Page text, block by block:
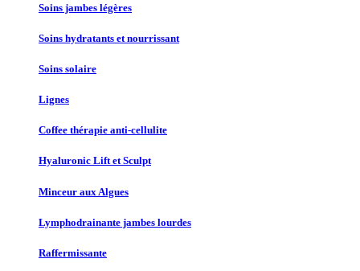
Soins jambes légères
Soins hydratants et nourrissant
Soins solaire
Lignes
Coffee thérapie anti-cellulite
Hyaluronic Lift et Sculpt
Minceur aux Algues
Lymphodrainante jambes lourdes
Raffermissante